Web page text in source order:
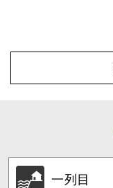
一列目